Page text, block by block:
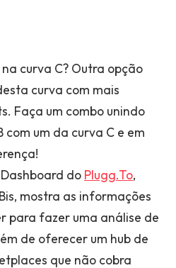
curva C? Outra opção
curva com mais
Faça um combo unindo
com um da curva C e em
do Plugg.To,
mostra as informações
para fazer uma análise de
de oferecer um hub de
que não cobra